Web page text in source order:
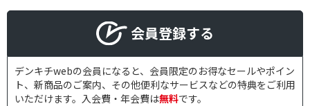
会員登録する
デンキチwebの会員になると、会員限定のお得なセールやポイン
ト、新商品のご案内、その他便利なサービスなどの特典をご利用
いただけます。入会費・年会費は無料です。